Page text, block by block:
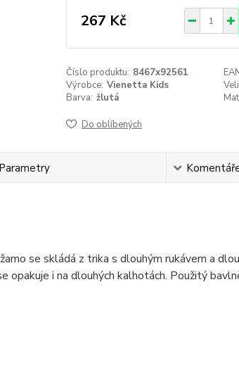
267 Kč
Číslo produktu: 8467x92561
Výrobce: Vienetta Kids
Barva: žlutá
Do oblíbených
Parametry
se skládá z trika s dlouhým rukávem a
i na dlouhých kalhotách. Použitý